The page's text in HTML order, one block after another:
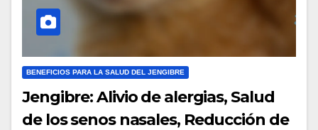
BENEFICIOS PARA LA SALUD DEL JENGIBRE
Jengibre: Alivio de alergias, Salud
de los senos nasales, Reducción de